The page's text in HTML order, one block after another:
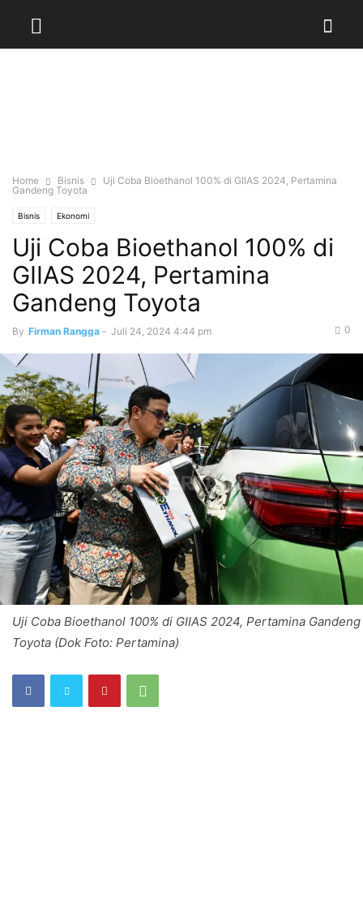
Home Bisnis
Uji Coba Bioethanol 100% di GIIAS 2024, Pertamina
Gandeng Toyota
Bisnis Ekonomi
Uji Coba Bioethanol 100% di
GIIAS 2024, Pertamina
Gandeng Toyota
By Firman Rangga - Juli 24, 2024 4:44 pm 0
Uji Coba Bioethanol 100% di GIIAS 2024, Pertamina Gandeng
Toyota (Dok Foto: Pertamina)